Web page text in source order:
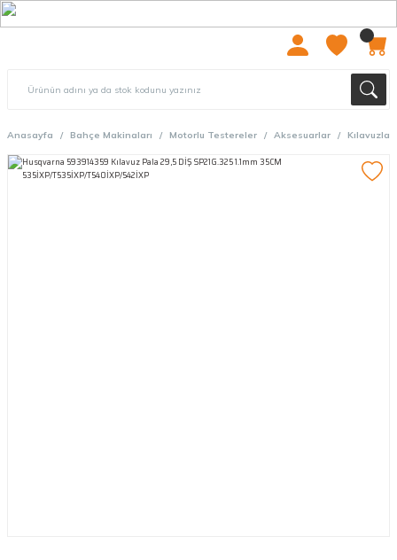
Anasayfa Bahçe Makinaları Motorlu Testereler Aksesuarlar Kılavuzlar